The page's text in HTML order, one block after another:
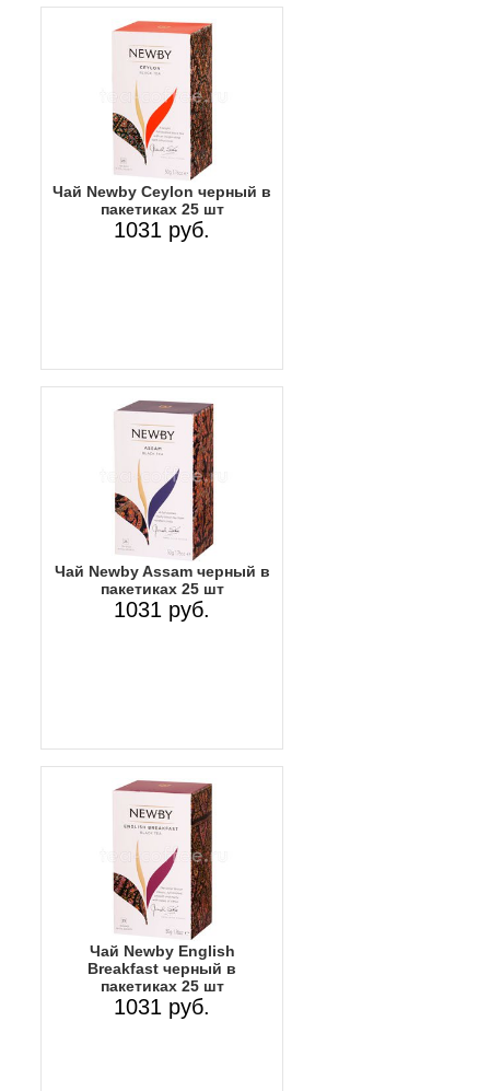
Чай Newby Ceylon черный в
пакетиках 25 шт
1031 руб.
Чай Newby Assam черный в
пакетиках 25 шт
1031 руб.
Чай Newby English
Breakfast черный в
пакетиках 25 шт
1031 руб.